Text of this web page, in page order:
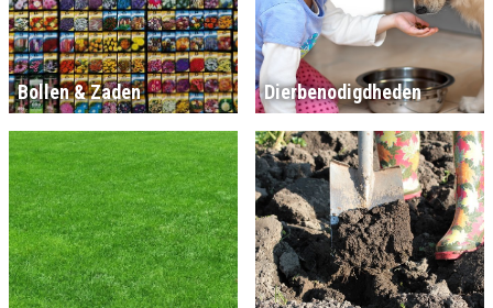
Bollen & Zaden Dierbenodigdheden